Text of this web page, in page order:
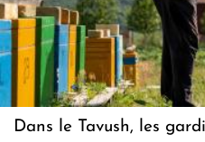
Dans le Tavush, les